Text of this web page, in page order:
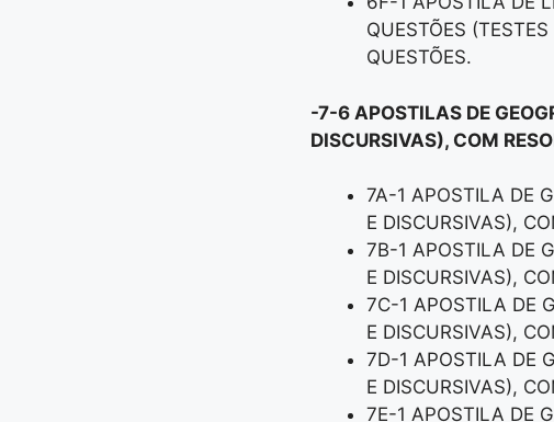
QUESTÕES
QUESTÕES.
-7-6 APOSTILAS DE
DISCURSIVAS), COM
7A-1 APOSTILA DE
E DISCURSIVAS),
7B-1 APOSTILA DE
E DISCURSIVAS),
7C-1 APOSTILA DE
E DISCURSIVAS),
7D-1 APOSTILA DE
E DISCURSIVAS),
7E-1 APOSTILA DE